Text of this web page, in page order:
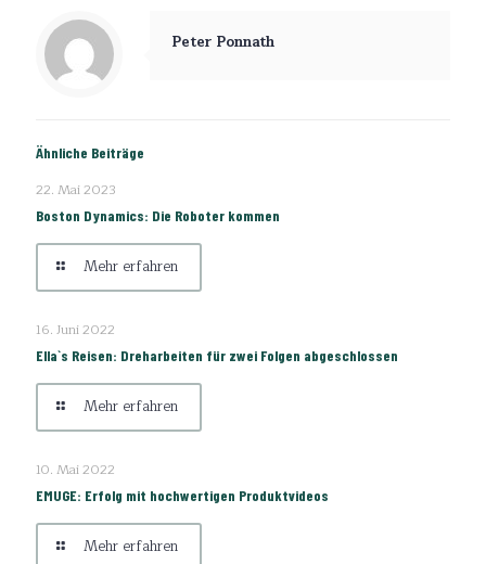
Peter Ponnath
Ähnliche Beiträge
22. Mai 2023
Boston Dynamics: Die Roboter kommen
Mehr erfahren
16. Juni 2022
Ella`s Reisen: Dreharbeiten für zwei Folgen abgeschlossen
Mehr erfahren
10. Mai 2022
EMUGE: Erfolg mit hochwertigen Produktvideos
Mehr erfahren